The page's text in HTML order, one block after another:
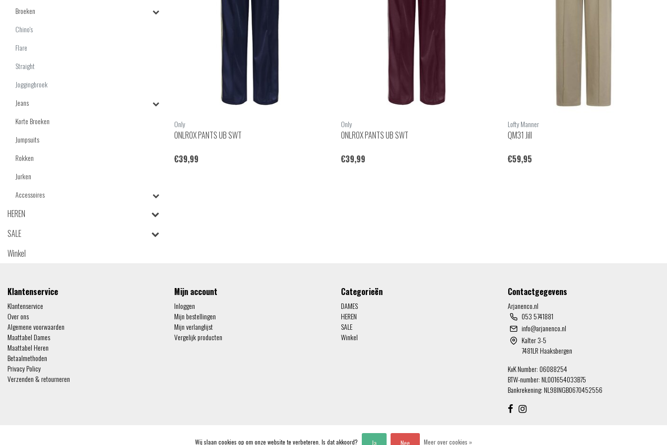
Broeken
Chino's
Flare
Straight
Joggingbroek
Jeans
Korte Broeken
Jumpsuits
Rokken
Jurken
Accessoires
HEREN
SALE
Winkel
Only
ONLROX PANTS UB SWT
€39,99
Only
ONLROX PANTS UB SWT
€39,99
Lofty Manner
QM31 Jill
€59,95
Klantenservice
Klantenservice
Over ons
Algemene voorwaarden
Maattabel Dames
Maattabel Heren
Betaalmethoden
Privacy Policy
Verzenden & retourneren
Mijn account
Inloggen
Mijn bestellingen
Mijn verlanglijst
Vergelijk producten
Categorieën
DAMES
HEREN
SALE
Winkel
Contactgegevens
Arjanenco.nl
053 5741881
info@arjanenco.nl
Kalter 3-5
7481LR Haaksbergen
KvK Number: 06088254
BTW-number: NL001654033B75
Bankrekening: NL98INGB0670452556
Wij slaan cookies op om onze website te verbeteren. Is dat akkoord? Ja Nee Meer over cookies »